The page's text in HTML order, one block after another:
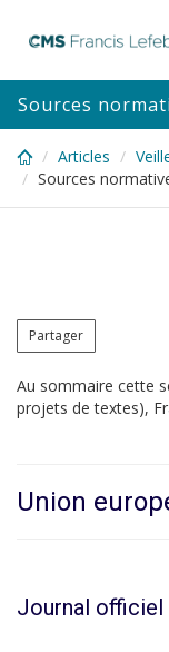
content
Sources
Articles
Sources
Partager
Au sommaire cette
projets de textes),
Union
Journal officiel